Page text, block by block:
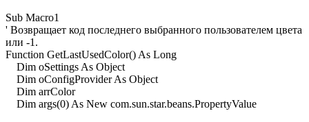
Sub Macro1
' Возвращает код последнего выбранного пользователем цвета
или -1.
Function GetLastUsedColor() As Long
Dim oSettings As Object
Dim oConfigProvider As Object
Dim arrColor
Dim args(0) As New com.sun.star.beans.PropertyValue